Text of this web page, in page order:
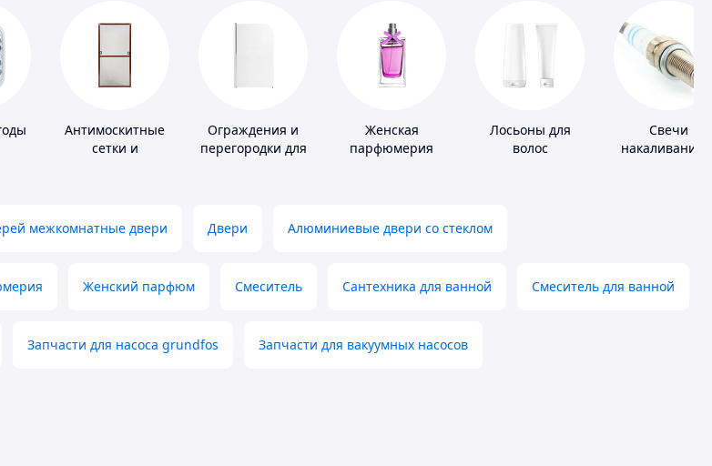
Антимоскитные
сетки и
Ограждения и
перегородки для
Женская
парфюмерия
Лосьоны для
волос
Свечи
накаливания
межкомнатные двери Двери Алюминиевые двери со стеклом
Женский парфюм Смеситель Сантехника для ванной Смеситель для ванной
Запчасти для насоса grundfos Запчасти для вакуумных насосов